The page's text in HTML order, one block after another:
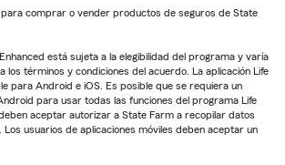
para comprar o vender productos de seguros de State
está sujeta a la elegibilidad del programa y varía
los términos y condiciones del acuerdo. La aplicación Life
para Android e iOS. Es posible que se requiera un
para usar todas las funciones del programa Life
aceptar autorizar a State Farm a recopilar datos
usuarios de aplicaciones móviles deben aceptar un